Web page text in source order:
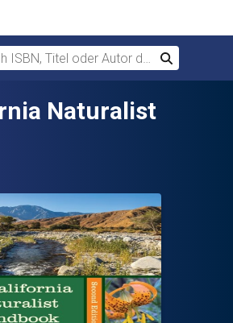
Titel oder Autor durchsuchen
Suchen
Naturalist